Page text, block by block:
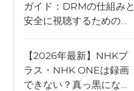
ガイド：DRMの仕組みと
安全に視聴するためのポ
【2026年最新】NHKプ
ラス・NHK ONEは録画
できない？真っ黒になる